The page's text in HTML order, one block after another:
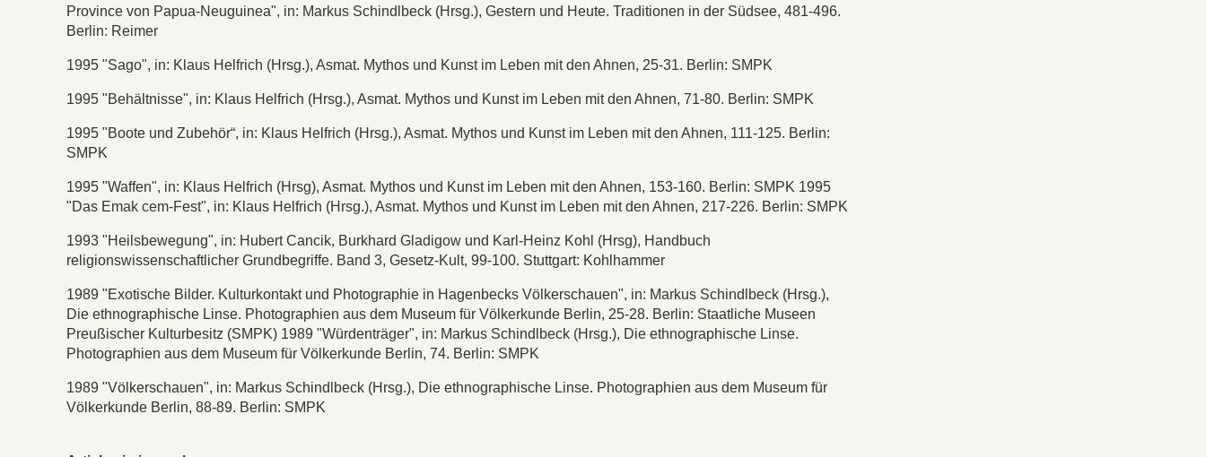
Province von Papua-Neuguinea", in: Markus Schindlbeck (Hrsg.), Gestern und Heute. Traditionen in der Südsee, 481-496.
Berlin: Reimer
1995 "Sago", in: Klaus Helfrich (Hrsg.), Asmat. Mythos und Kunst im Leben mit den Ahnen, 25-31. Berlin: SMPK
1995 "Behältnisse", in: Klaus Helfrich (Hrsg.), Asmat. Mythos und Kunst im Leben mit den Ahnen, 71-80. Berlin: SMPK
1995 "Boote und Zubehör“, in: Klaus Helfrich (Hrsg.), Asmat. Mythos und Kunst im Leben mit den Ahnen, 111-125. Berlin:
SMPK
1995 "Waffen", in: Klaus Helfrich (Hrsg), Asmat. Mythos und Kunst im Leben mit den Ahnen, 153-160. Berlin: SMPK 1995
"Das Emak cem-Fest", in: Klaus Helfrich (Hrsg.), Asmat. Mythos und Kunst im Leben mit den Ahnen, 217-226. Berlin: SMPK
1993 "Heilsbewegung", in: Hubert Cancik, Burkhard Gladigow und Karl-Heinz Kohl (Hrsg), Handbuch
religionswissenschaftlicher Grundbegriffe. Band 3, Gesetz-Kult, 99-100. Stuttgart: Kohlhammer
1989 "Exotische Bilder. Kulturkontakt und Photographie in Hagenbecks Völkerschauen", in: Markus Schindlbeck (Hrsg.),
Die ethnographische Linse. Photographien aus dem Museum für Völkerkunde Berlin, 25-28. Berlin: Staatliche Museen
Preußischer Kulturbesitz (SMPK) 1989 "Würdenträger", in: Markus Schindlbeck (Hrsg.), Die ethnographische Linse.
Photographien aus dem Museum für Völkerkunde Berlin, 74. Berlin: SMPK
1989 "Völkerschauen", in: Markus Schindlbeck (Hrsg.), Die ethnographische Linse. Photographien aus dem Museum für
Völkerkunde Berlin, 88-89. Berlin: SMPK